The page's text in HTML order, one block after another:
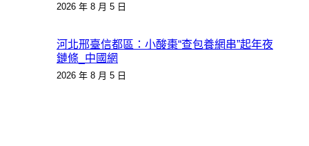
2026 年 8 月 5 日
河北邢臺信都區：小酸棗“查包養網串”起年夜
鏈條_中國網
2026 年 8 月 5 日